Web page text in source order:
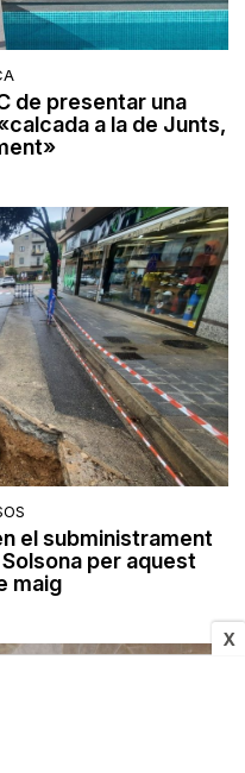
X
de presentar una
a la de Junts,
el subministrament
per aquest
maig